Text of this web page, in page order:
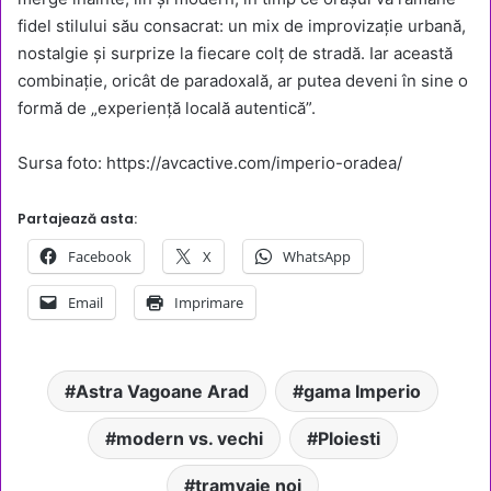
fidel stilului său consacrat: un mix de improvizație urbană,
nostalgie și surprize la fiecare colț de stradă. Iar această
combinație, oricât de paradoxală, ar putea deveni în sine o
formă de „experiență locală autentică”.
Sursa foto: https://avcactive.com/imperio-oradea/
Partajează asta:
Facebook X WhatsApp
Email Imprimare
Astra Vagoane Arad gama Imperio
modern vs. vechi Ploiesti
tramvaie noi